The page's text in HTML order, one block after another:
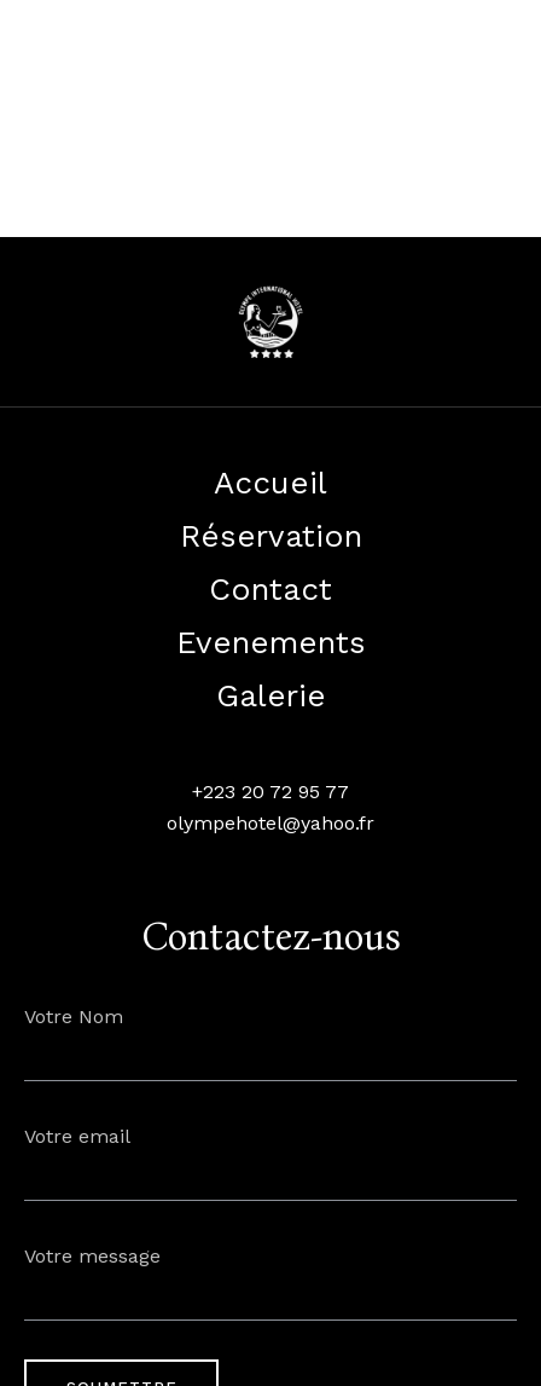
Contactez-nous
Votre Nom
Votre email
Votre message
Accueil
Réservation
Contact
Evenements
Galerie
+223 20 72 95 77
olympehotel@yahoo.fr
olympehotel@yahoo.fr
Instagram
l’aeroport International et 10 minutes du centre-ville de